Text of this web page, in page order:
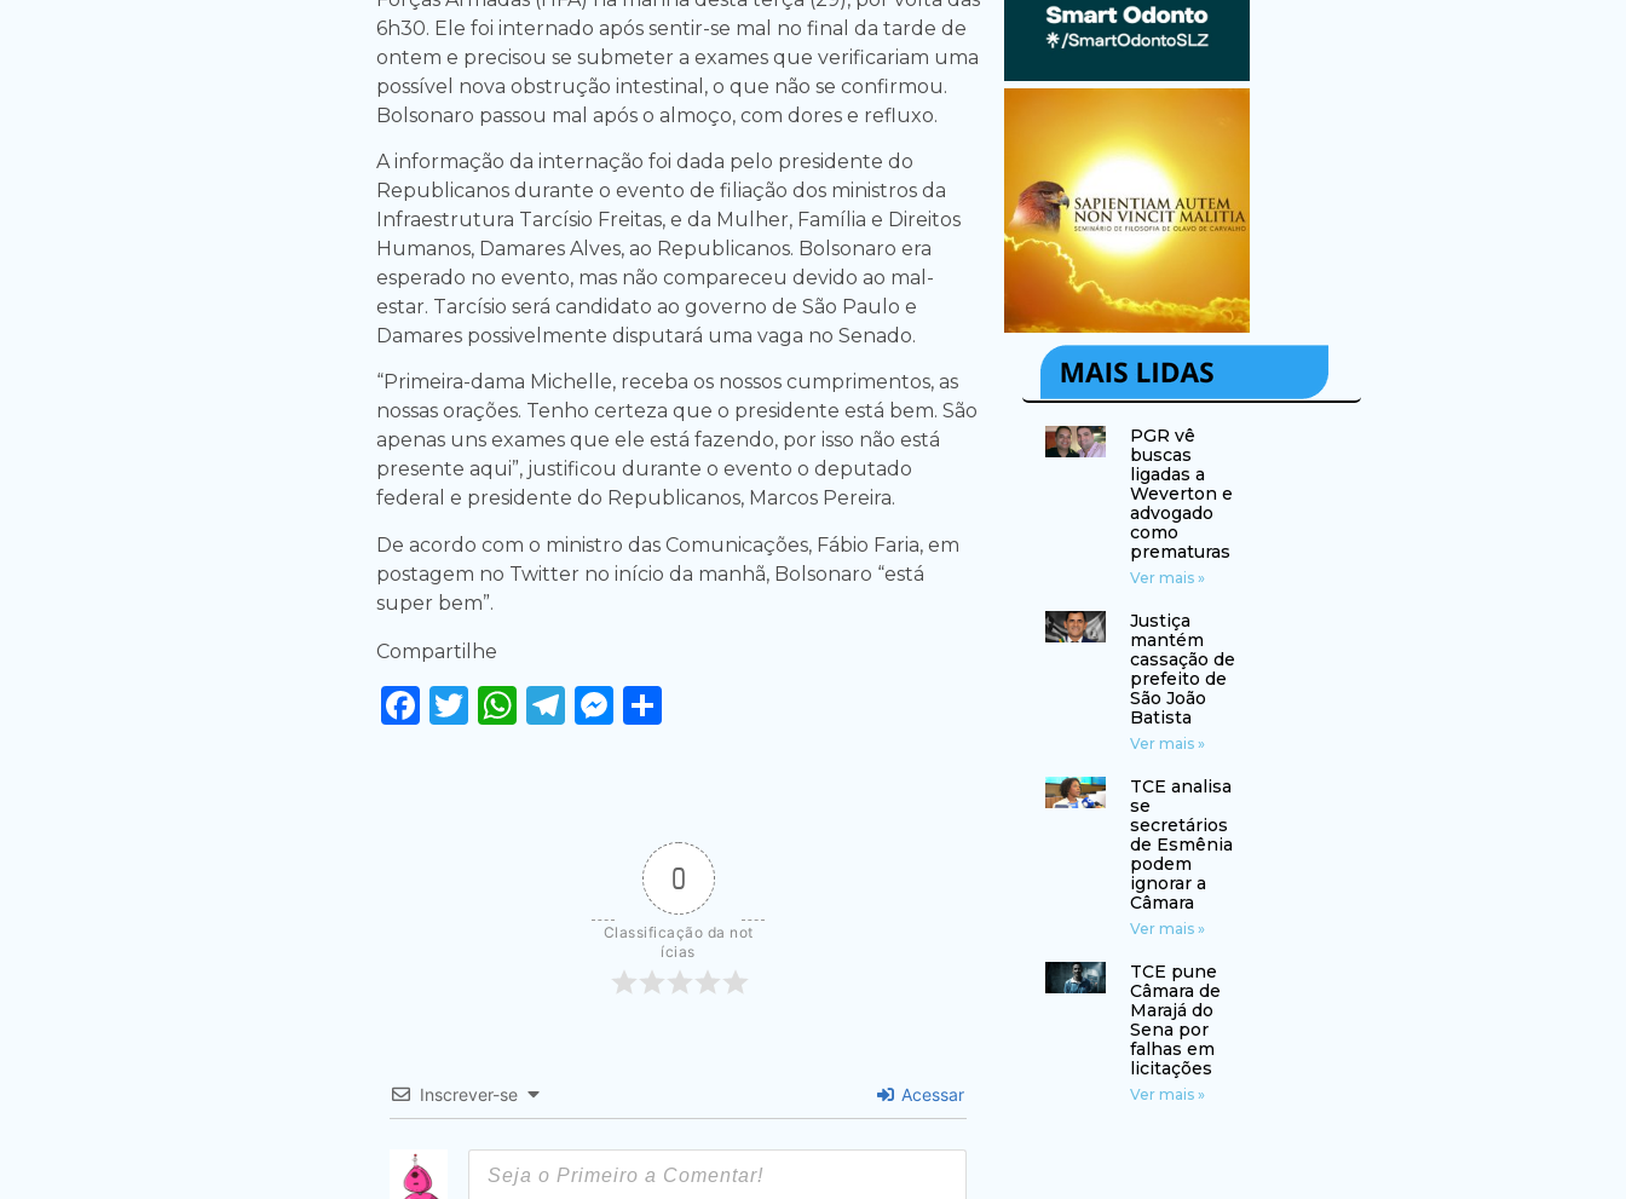
6h30. Ele foi internado após sentir-se mal no final da tarde de
ontem e precisou se submeter a exames que verificariam uma
possível nova obstrução intestinal, o que não se confirmou.
Bolsonaro passou mal após o almoço, com dores e refluxo.
A informação da internação foi dada pelo presidente do
Republicanos durante o evento de filiação dos ministros da
Infraestrutura Tarcísio Freitas, e da Mulher, Família e Direitos
Humanos, Damares Alves, ao Republicanos. Bolsonaro era
esperado no evento, mas não compareceu devido ao mal-
estar. Tarcísio será candidato ao governo de São Paulo e
Damares possivelmente disputará uma vaga no Senado.
“Primeira-dama Michelle, receba os nossos cumprimentos, as
nossas orações. Tenho certeza que o presidente está bem. São
apenas uns exames que ele está fazendo, por isso não está
presente aqui”, justificou durante o evento o deputado
federal e presidente do Republicanos, Marcos Pereira.
De acordo com o ministro das Comunicações, Fábio Faria, em
postagem no Twitter no início da manhã, Bolsonaro “está
super bem”.
Compartilhe
Facebook
Twitter
WhatsApp
Telegram
Messenger
0
Classificação da not
ícias
Inscrever-se Acessar
PGR vê
buscas
ligadas a
Weverton e
advogado
como
prematuras
Ver mais »
Justiça
mantém
cassação de
prefeito de
São João
Batista
Ver mais »
TCE analisa
se
secretários
de Esmênia
podem
ignorar a
Câmara
Ver mais »
TCE pune
Câmara de
Marajá do
Sena por
falhas em
licitações
Ver mais »